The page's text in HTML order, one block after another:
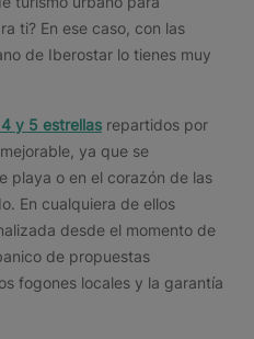
ti? En ese caso, con las
de Iberostar lo tienes muy
y 5 estrellas repartidos por
ya que se
playa o en el corazón de las
En cualquiera de ellos
desde el momento de
de propuestas
fogones locales y la garantía